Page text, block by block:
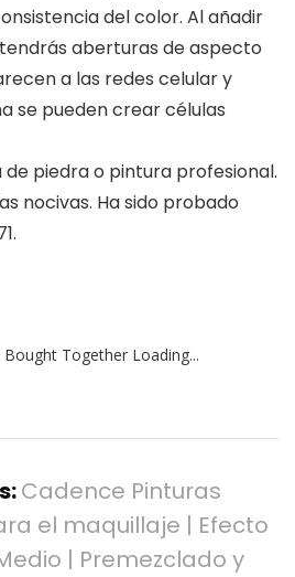
del color. Al añadir
aberturas de aspecto
a las redes celular y
se pueden crear células
piedra o pintura profesional.
nocivas. Ha sido probado
Bought Together Loading...
Cadence Pinturas
el maquillaje | Efecto
| Premezclado y